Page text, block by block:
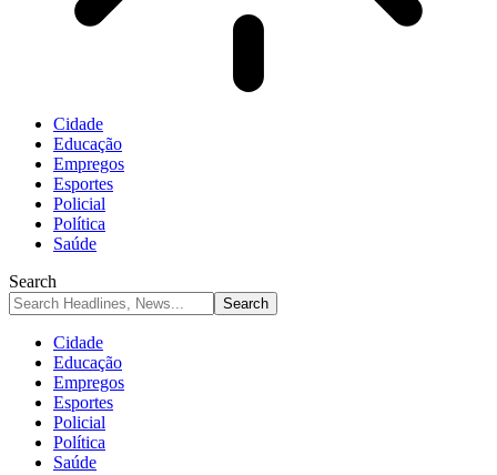
Cidade
Educação
Empregos
Esportes
Policial
Política
Saúde
Search
Cidade
Educação
Empregos
Esportes
Policial
Política
Saúde